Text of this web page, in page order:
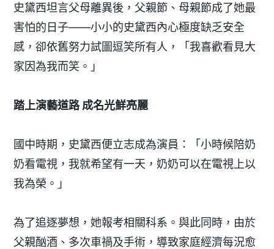
史黛西坦言父母離異後，父親節、母親節成了她最
害怕的日子——小小的史黛西內心極度缺乏安全
感，卻依舊努力試圖逗笑所有人，「我喜歡看見大
家因為我而笑。」
踏上演藝道路 成名光鮮亮麗
國中時期，史黛西便立志成為演員：「小時候陪奶
奶看電視，我就希望有一天，奶奶可以在電視上以
我為榮。」
為了追逐夢想，她報考相關科系。與此同時，由於
父親酗酒、多次車禍及手術，導致家庭經濟每況愈